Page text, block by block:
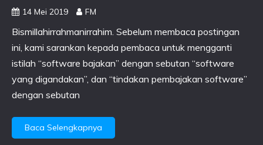
14 Mei 2019 FM
Bismillahirrahmanirrahim. Sebelum membaca postingan
ini, kami sarankan kepada pembaca untuk mengganti
istilah “software bajakan” dengan sebutan “software
yang digandakan”, dan “tindakan pembajakan software”
dengan sebutan
Baca Selengkapnya